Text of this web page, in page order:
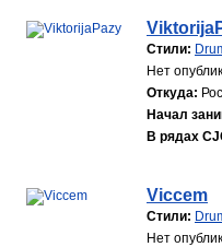
Стили:
Нет
Откуда:
Начал
В рядах
Viccem
Стили:
Нет